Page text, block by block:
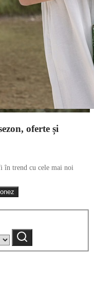
oferte și
în trend cu cele mai noi
category:
Caută